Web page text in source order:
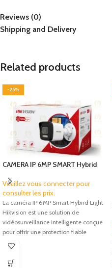
Reviews (0)
Shipping and Delivery
Related products
-25%
CAMERA IP 6MP SMART Hybrid
Veuillez vous connecter pour
consulter les prix.
La caméra IP 6MP Smart Hybrid Light
Hikvision est une solution de
vidéosurveillance intelligente conçue
pour offrir une protection fiable